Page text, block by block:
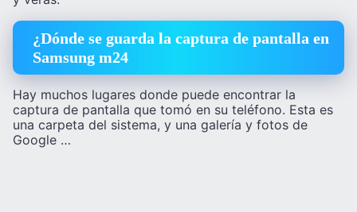
¿Dónde se guarda la captura de pantalla en
Samsung m24
Hay muchos lugares donde puede encontrar la
captura de pantalla que tomó en su teléfono. Esta es
una carpeta del sistema, y ​​​​una galería y fotos de
Google …